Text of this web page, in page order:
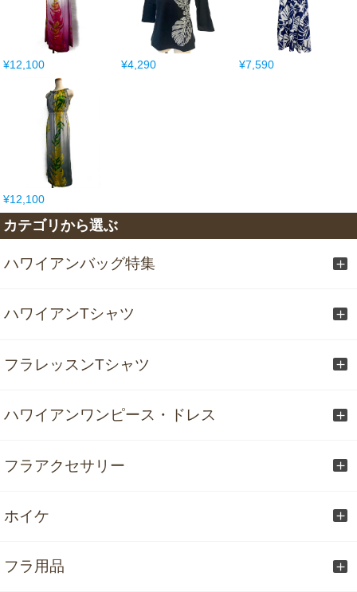
¥12,100 ¥4,290 ¥7,590
¥12,100
カテゴリから選ぶ
ハワイアンバッグ特集
ハワイアンTシャツ
フラレッスンTシャツ
ハワイアンワンピース・ドレス
フラアクセサリー
ホイケ
フラ用品